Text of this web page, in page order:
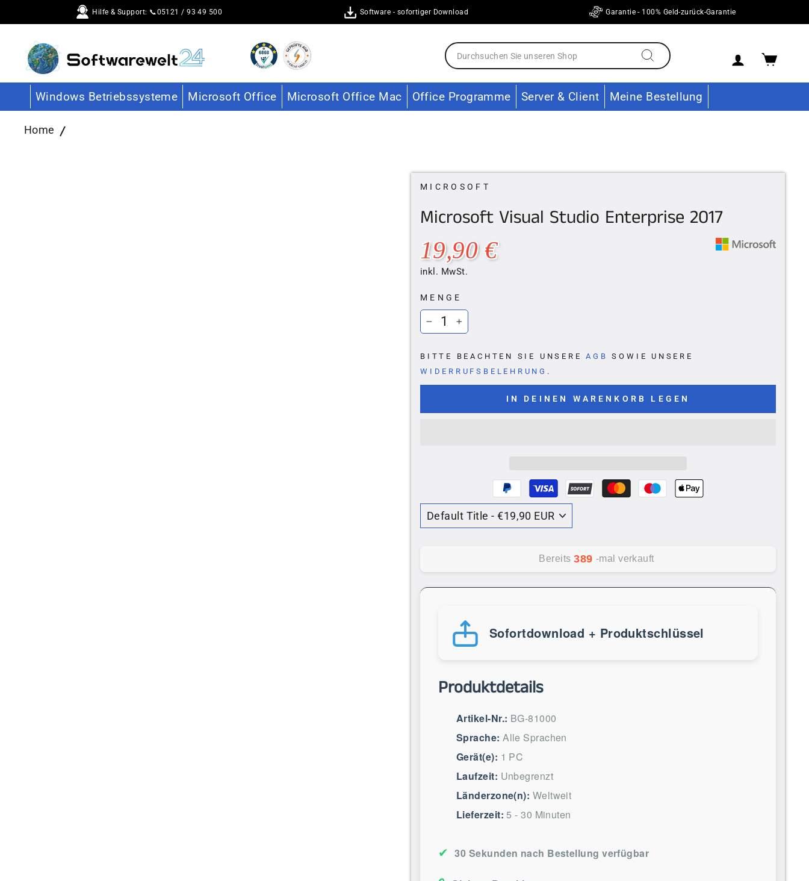
Ã
Hilfe & Support: 📞05121 / 93 49 500 Software - sofortiger Download Garantie - 100% Geld-zurück-Garantie
Suchen
Einloggen
Windows Betriebssysteme Microsoft Office Microsoft Office Mac Office Programme Server & Client Meine Bestellung
Home
MICROSOFT
Microsoft Visual Studio Enterprise 2017
19,90 €
inkl. MwSt.
MENGE
BITTE BEACHTEN SIE UNSEREAGB
SOWIE UNSERE
WIDERRUFSBELEHRUNG .
IN DEINEN WARENKORB LEGEN
Bereits 389 -mal verkauft
Sofortdownload + Produktschlüssel
Produktdetails
Artikel-Nr.: BG-81000
Sprache: Alle Sprachen
Gerät(e): 1 PC
Laufzeit: Unbegrenzt
Länderzone(n): Weltweit
Lieferzeit: 5 - 30 Minuten
✔ 30 Sekunden nach Bestellung verfügbar